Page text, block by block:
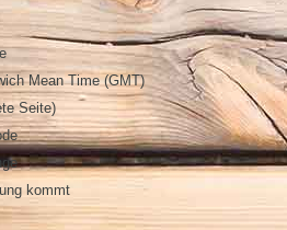
Mean Time (GMT)
Seite)
kommt